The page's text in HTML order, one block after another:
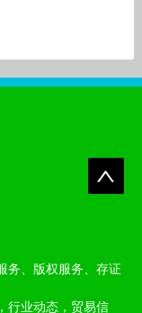
务、版权服务、存证
行业动态，贸易信